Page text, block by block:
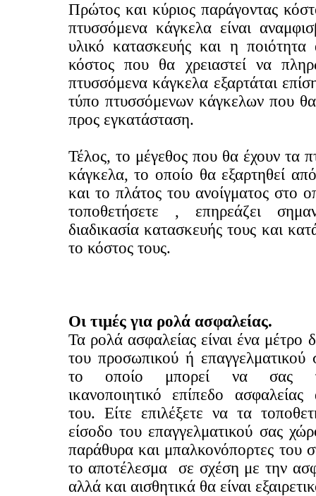
Πρώτος και κύριος παράγοντας
πτυσσόμενα κάγκελα είναι
υλικό κατασκευής και η
κόστος που θα χρειαστεί να
πτυσσόμενα κάγκελα εξαρτάται
τύπο πτυσσόμενων κάγκελων που θα
προς εγκατάσταση.
Τέλος, το μέγεθος που θα έχουν τα
κάγκελα, το οποίο θα εξαρτηθεί
και το πλάτος του ανοίγματος στο
τοποθετήσετε , επηρεάζει
διαδικασία κατασκευής τους και
το κόστος τους.
Οι τιμές για ρολά ασφαλείας.
Τα ρολά ασφαλείας είναι ένα μέτρο
του προσωπικού ή επαγγελματικού
το οποίο μπορεί να σας
ικανοποιητικό επίπεδο
του. Είτε επιλέξετε να τα
είσοδο του επαγγελματικού σας
παράθυρα και μπαλκονόπορτες του
το αποτέλεσμα σε σχέση με την
αλλά και αισθητικά θα είναι